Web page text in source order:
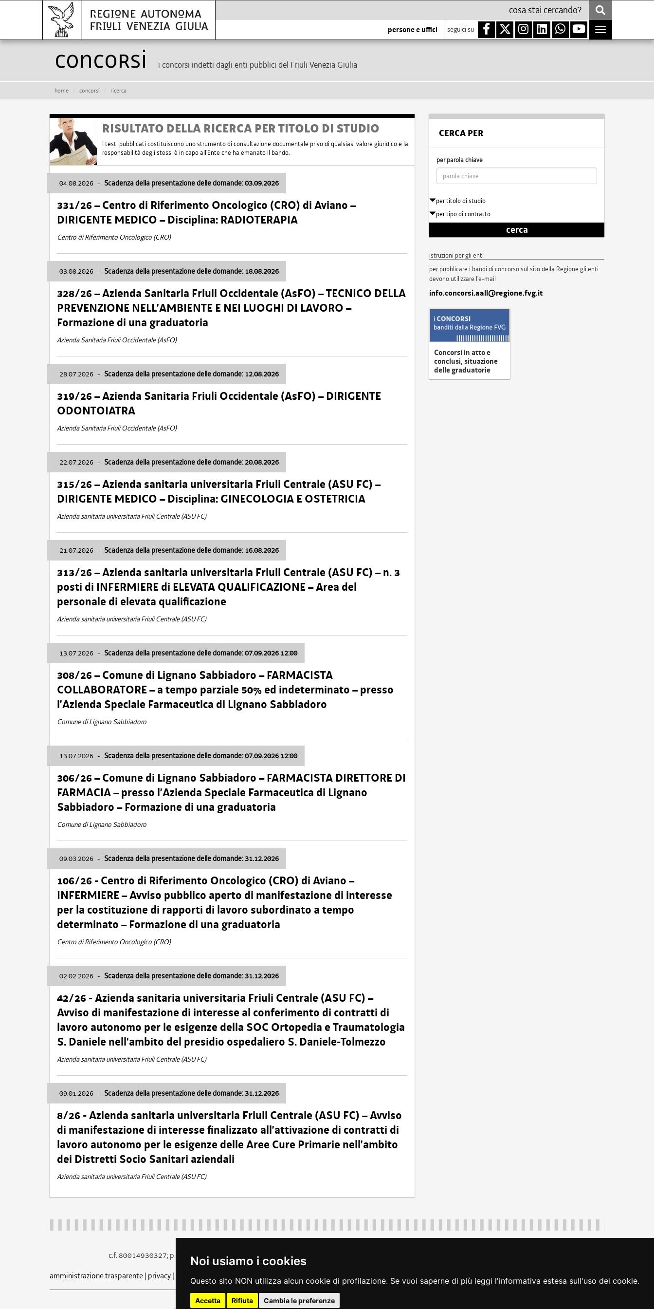
Noi usiamo i cookies
Questo sito NON utilizza alcun cookie di profilazione. Se vuoi saperne di più leggi l'informativa estesa sull'uso dei cookie.
Accetta Rifiuta Cambia le preferenze
persone e uffici seguici su
Toggle
navigation
Concorsi i concorsi indetti dagli enti pubblici del Friuli Venezia Giulia
home concorsi ricerca
RISULTATO DELLA RICERCA PER TITOLO DI STUDIO
I testi pubblicati costituiscono uno strumento di consultazione documentale privo di qualsiasi valore giuridico e la
responsabilità degli stessi è in capo all'Ente che ha emanato il bando.
04.08.2026 - Scadenza della presentazione delle domande: 03.09.2026
331/26 – Centro di Riferimento Oncologico (CRO) di Aviano –
DIRIGENTE MEDICO – Disciplina: RADIOTERAPIA
Centro di Riferimento Oncologico (CRO)
03.08.2026 - Scadenza della presentazione delle domande: 18.08.2026
328/26 – Azienda Sanitaria Friuli Occidentale (AsFO) – TECNICO DELLA
PREVENZIONE NELL’AMBIENTE E NEI LUOGHI DI LAVORO –
Formazione di una graduatoria
Azienda Sanitaria Friuli Occidentale (AsFO)
28.07.2026 - Scadenza della presentazione delle domande: 12.08.2026
319/26 – Azienda Sanitaria Friuli Occidentale (AsFO) – DIRIGENTE
ODONTOIATRA
Azienda Sanitaria Friuli Occidentale (AsFO)
22.07.2026 - Scadenza della presentazione delle domande: 20.08.2026
315/26 – Azienda sanitaria universitaria Friuli Centrale (ASU FC) –
DIRIGENTE MEDICO – Disciplina: GINECOLOGIA E OSTETRICIA
Azienda sanitaria universitaria Friuli Centrale (ASU FC)
21.07.2026 - Scadenza della presentazione delle domande: 16.08.2026
313/26 – Azienda sanitaria universitaria Friuli Centrale (ASU FC) – n. 3
posti di INFERMIERE di ELEVATA QUALIFICAZIONE – Area del
personale di elevata qualificazione
Azienda sanitaria universitaria Friuli Centrale (ASU FC)
13.07.2026 - Scadenza della presentazione delle domande: 07.09.2026 12:00
308/26 – Comune di Lignano Sabbiadoro – FARMACISTA
COLLABORATORE – a tempo parziale 50% ed indeterminato – presso
l’Azienda Speciale Farmaceutica di Lignano Sabbiadoro
Comune di Lignano Sabbiadoro
13.07.2026 - Scadenza della presentazione delle domande: 07.09.2026 12:00
306/26 – Comune di Lignano Sabbiadoro – FARMACISTA DIRETTORE DI
FARMACIA – presso l’Azienda Speciale Farmaceutica di Lignano
Sabbiadoro – Formazione di una graduatoria
Comune di Lignano Sabbiadoro
09.03.2026 - Scadenza della presentazione delle domande: 31.12.2026
106/26 - Centro di Riferimento Oncologico (CRO) di Aviano –
INFERMIERE – Avviso pubblico aperto di manifestazione di interesse
per la costituzione di rapporti di lavoro subordinato a tempo
determinato – Formazione di una graduatoria
Centro di Riferimento Oncologico (CRO)
02.02.2026 - Scadenza della presentazione delle domande: 31.12.2026
42/26 - Azienda sanitaria universitaria Friuli Centrale (ASU FC) –
Avviso di manifestazione di interesse al conferimento di contratti di
lavoro autonomo per le esigenze della SOC Ortopedia e Traumatologia
S. Daniele nell’ambito del presidio ospedaliero S. Daniele-Tolmezzo
Azienda sanitaria universitaria Friuli Centrale (ASU FC)
09.01.2026 - Scadenza della presentazione delle domande: 31.12.2026
8/26 - Azienda sanitaria universitaria Friuli Centrale (ASU FC) – Avviso
di manifestazione di interesse finalizzato all’attivazione di contratti di
lavoro autonomo per le esigenze delle Aree Cure Primarie nell’ambito
dei Distretti Socio Sanitari aziendali
Azienda sanitaria universitaria Friuli Centrale (ASU FC)
CERCA PER
per parola chiave
per titolo di studio
per tipo di contratto
cerca
istruzioni per gli enti
per pubblicare i bandi di concorso sul sito della Regione gli enti
devono utilizzare l'e-mail
info.concorsi.aall@regione.fvg.it
Concorsi in atto e
conclusi, situazione
delle graduatorie
c.f. 80014930327; p.iva 00526040324
piazza Unità d'Italia 1 Trieste
amministrazione trasparente| privacy| cookie note legali | accessibilità rss dichiarazione di accessibilità feedback cambio preferenze cookie loginFVG